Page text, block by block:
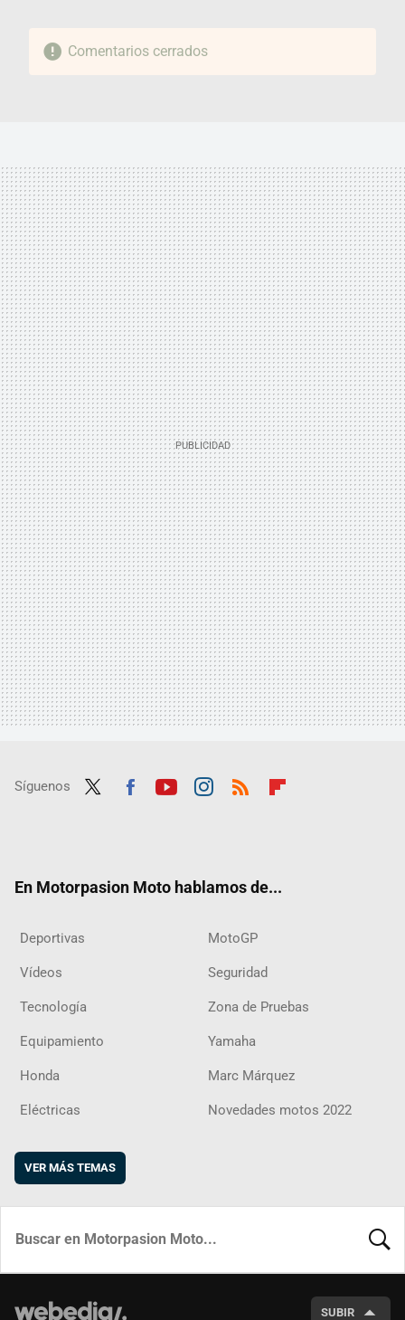
Comentarios cerrados
Síguenos
En Motorpasion Moto hablamos de...
Deportivas MotoGP
Vídeos Seguridad
Tecnología Zona de Pruebas
Equipamiento Yamaha
Honda Marc Márquez
Eléctricas Novedades motos 2022
VER MÁS TEMAS
SUBIR